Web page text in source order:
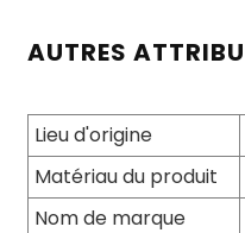
AUTRES
Lieu d'origine
Matériau du produit
Nom de marque